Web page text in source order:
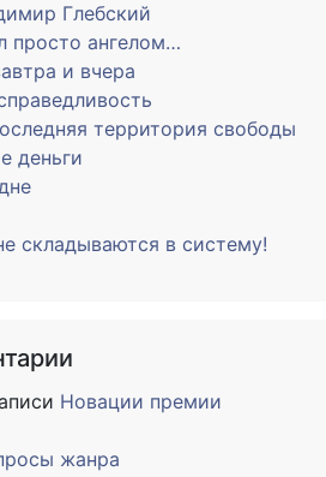
Глебский
просто ангелом…
и вчера
территория свободы
деньги
складываются в систему!
Новации премии
жанра